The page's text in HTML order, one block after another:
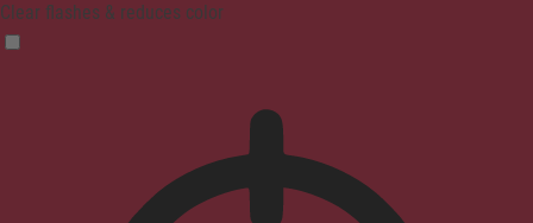
Clear flashes & reduces color